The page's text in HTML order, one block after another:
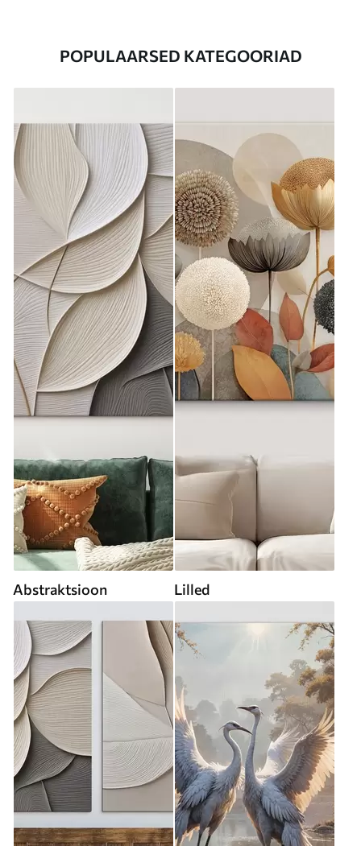
POPULAARSED KATEGOORIAD
Abstraktsioon Lilled